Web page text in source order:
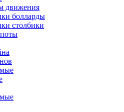
движения
болларды
столбики